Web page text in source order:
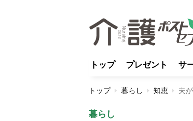
トップ プレゼント サ
トップ 暮らし 知恵
暮らし